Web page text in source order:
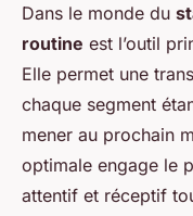
Dans le monde du
routine est l’outil
Elle permet une
chaque segment
mener au prochain
optimale engage le
attentif et réceptif